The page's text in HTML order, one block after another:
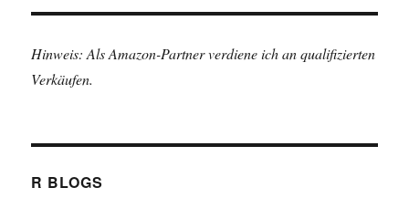
Hinweis: Als Amazon-Partner verdiene ich an qualifizierten
Verkäufen.
R BLOGS